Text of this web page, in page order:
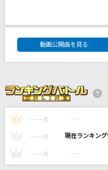
脳漿炸裂ガール
back number
嗜好に関する世論調査
原因は自分にある。
さよならべいべ
DAM★ともボーカ
動画公開曲を見る
1 ---- 点 ----
---- 点 ----
3 ---- 点 ----